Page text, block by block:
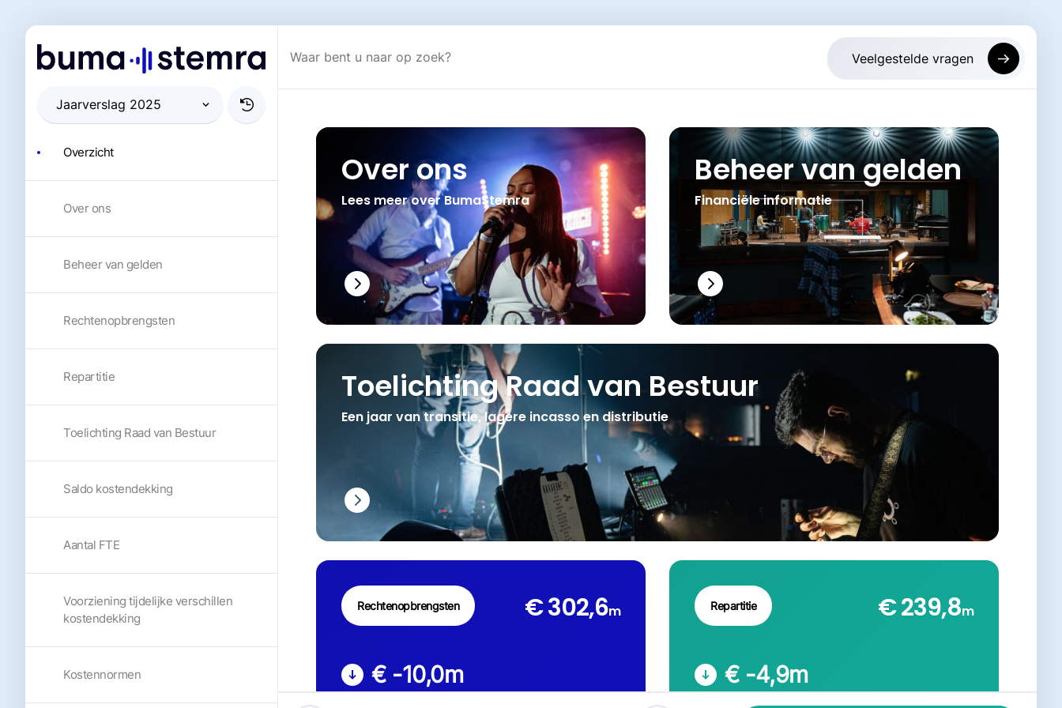
Overzicht
Over ons
Beheer van gelden
Rechtenopbrengsten
Repartitie
Toelichting Raad van Bestuur
Saldo kostendekking
Aantal FTE
Voorziening tijdelijke verschillen
kostendekking
Kostennormen
Over ons
Lees meer over BumaStemra
Beheer van gelden
Financiële informatie
Toelichting Raad van Bestuur
Een jaar van transitie, lagere incasso en distributie
Rechtenopbrengsten € 302,6m
€ -10,0m
Repartitie € 239,8m
€ -4,9m